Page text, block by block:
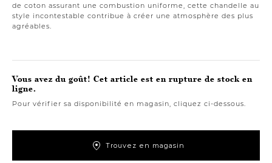
de coton assurant une combustion uniforme, cette chandelle au
style incontestable contribue à créer une atmosphère des plus
agréables.
Vous avez du goût! Cet article est en rupture de stock en
ligne.
Pour vérifier sa disponibilité en magasin, cliquez ci-dessous.
Trouvez en magasin